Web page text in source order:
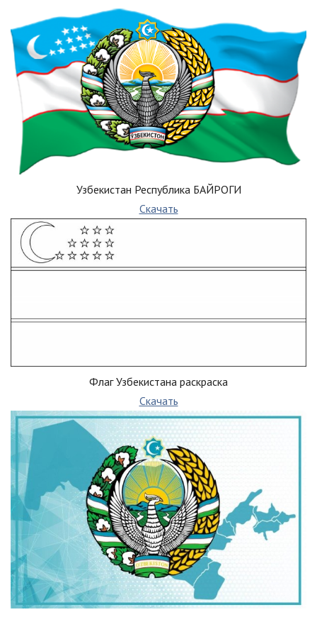
Узбекистан Республика БАЙРОГИ
Скачать
Флаг Узбекистана раскраска
Скачать